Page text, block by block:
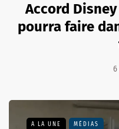
Accord
pourra faire
6
A LA UNE MÉDIAS